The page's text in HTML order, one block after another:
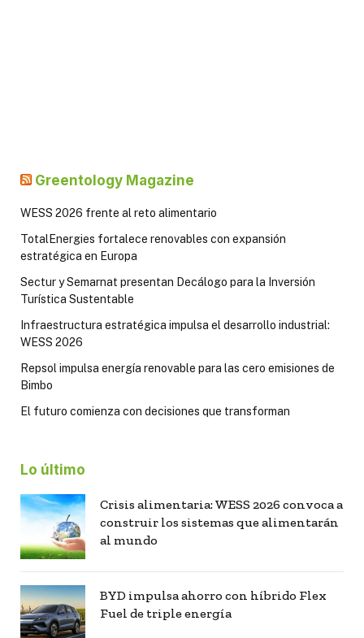
Greentology Magazine
WESS 2026 frente al reto alimentario
TotalEnergies fortalece renovables con expansión
estratégica en Europa
Sectur y Semarnat presentan Decálogo para la Inversión
Turística Sustentable
Infraestructura estratégica impulsa el desarrollo industrial:
WESS 2026
Repsol impulsa energía renovable para las cero emisiones de
Bimbo
El futuro comienza con decisiones que transforman
Lo último
Crisis alimentaria: WESS 2026 convoca a
construir los sistemas que alimentarán
al mundo
BYD impulsa ahorro con híbrido Flex
Fuel de triple energía